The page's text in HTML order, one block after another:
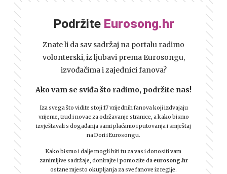
Podržite Eurosong.hr
Znate li da sav sadržaj na portalu radimo
volonterski, iz ljubavi prema Eurosongu,
izvođačima i zajednici fanova?
Ako vam se sviđa što radimo, podržite nas!
Iza svega što vidite stoji 17 vrijednih fanova koji izdvajaju
vrijeme, trud i novac za održavanje stranice, a kako bismo
izvještavali s događanja sami plaćamo i putovanja i smještaj
na Dori i Eurosongu.
Kako bismo i dalje mogli biti tu za vas i donositi vam
zanimljive sadržaje, donirajte i pomozite da eurosong.hr
ostane mjesto okupljanja za sve fanove iz regije.